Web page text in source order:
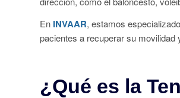
En INVAAR, estamos
pacientes a recuperar su
¿Qué es la